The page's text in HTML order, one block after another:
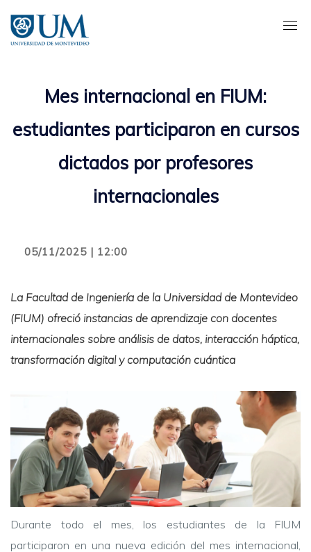
contenido
principal
Mes internacional en FIUM:
estudiantes participaron en cursos
dictados por profesores
internacionales
05/11/2025 | 12:00
La Facultad de Ingeniería de la Universidad de Montevideo
(FIUM) ofreció instancias de aprendizaje con docentes
internacionales sobre análisis de datos, interacción háptica,
transformación digital y computación cuántica
Durante todo el mes, los estudiantes de la FIUM
participaron en una nueva edición del mes internacional,